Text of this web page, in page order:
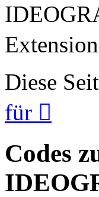
Diese
für 𩦀
Codes